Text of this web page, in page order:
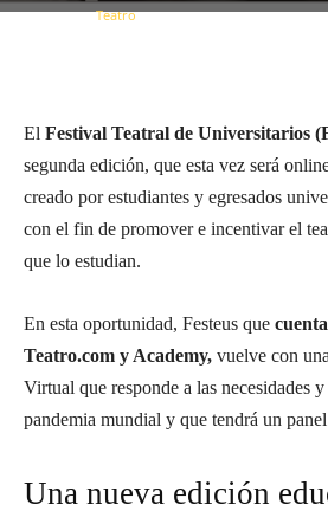
El Festival Teatral de Universitarios
segunda edición, que esta vez será
creado por estudiantes y egresados
con el fin de promover e incentivar el
que lo estudian.
En esta oportunidad, Festeus que
Teatro.com y Academy, vuelve con
Virtual que responde a las necesidades
pandemia mundial y que tendrá un
Una nueva edición